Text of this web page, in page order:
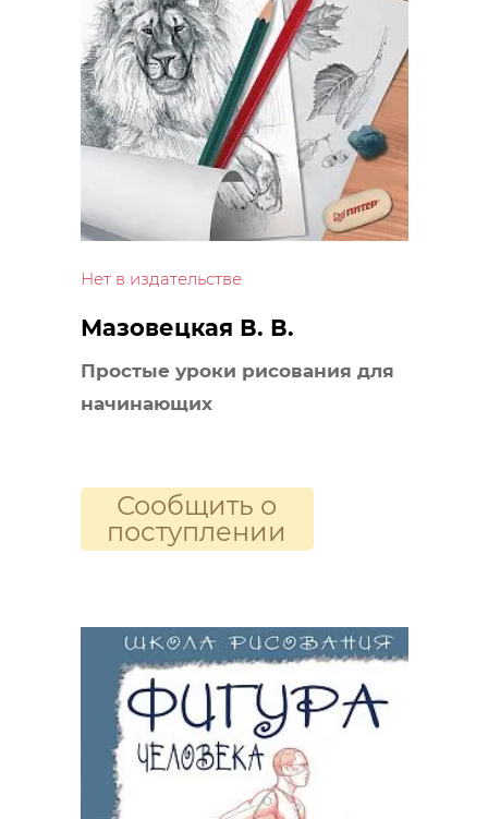
Нет в издательстве
Мазовецкая В. В.
Простые уроки рисования для
начинающих
Сообщить о
поступлении